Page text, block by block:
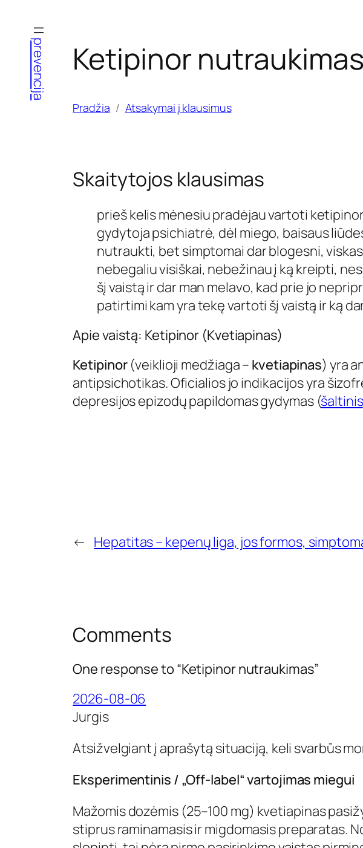
turinio
prevencija Ketipinor nutraukimas
Pradžia Atsakymai į klausimus
Skaitytojos klausimas
prieš kelis mėnesiu pradėjau vartoti
gydytoja psichiatrė, dėl miego, baisaus
nutraukti, bet simptomai dar blogesni,
nebegaliu visiškai, nebežinau į ką kreipti,
šį vaistą ir dar man melavo, kad prie jo
patirtimi kam yra tekę vartoti šį vaistą ir ką
Apie vaistą: Ketipinor (Kvetiapinas)
Ketipinor(veiklioji medžiaga – kvetiapinas) yra
antipsichotikas. Oficialios jo indikacijos yra
depresijos epizodų papildomas gydymas (šaltinis
← Hepatitas – kepenų liga, jos formos,
Comments
One response to “Ketipinor nutraukimas”
2026-08-06
Jurgis
Atsižvelgiant į aprašytą situaciją, keli svarbūs
Eksperimentinis / „Off-label“ vartojimas miegui
Mažomis dozėmis (25–100 mg) kvetiapinas
stiprus raminamasis ir migdomasis preparatas.